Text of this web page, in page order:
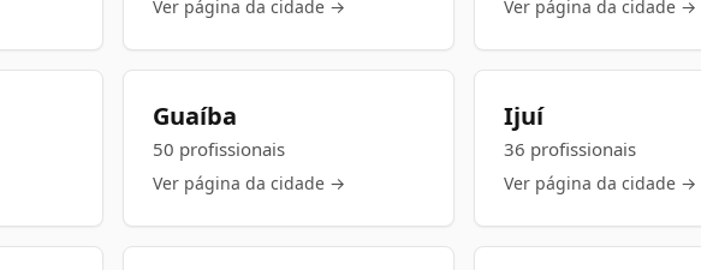
Ver página da cidade → Ver página da cidade →
Guaíba
50 profissionais
Ver página da cidade →
Ijuí
36 profissionais
Ver página da cidade →